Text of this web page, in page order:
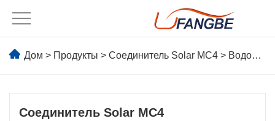
Дом > Продукты > Соединитель Solar MC4 > Водонепроницаемые разъемы IP67
Соединитель Solar MC4